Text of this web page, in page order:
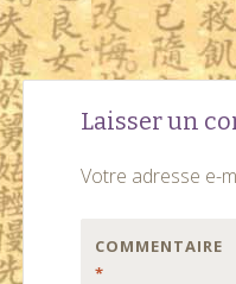
des
articles
←
Laisser un
Votre adresse e-
COMMENTAIRE
*